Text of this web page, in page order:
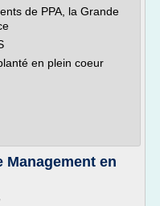
de PPA, la Grande
en plein coeur
Management en